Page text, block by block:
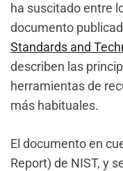
ha suscitado entre
documento
Standards and
describen las
herramientas de
más habituales.
El documento en
Report) de NIST, y